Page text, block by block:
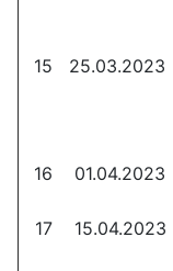
15 25.03.2023
16 01.04.2023
17
15.04.2023